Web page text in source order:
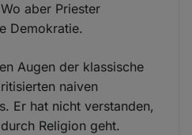
aber Priester
Demokratie.
Augen der klassische
naiven
Er hat nicht verstanden,
Religion geht.